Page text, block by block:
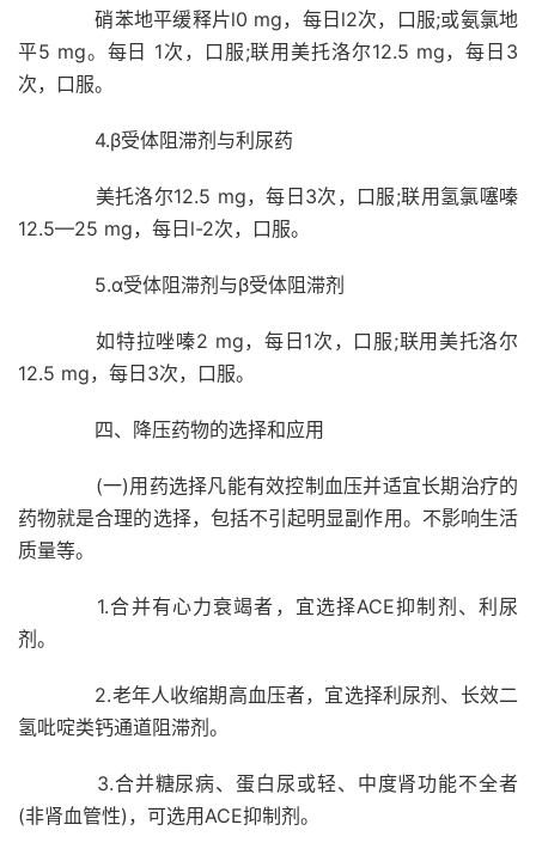
硝苯地平缓释片l0 mg，每日l2次，口服;或氨氯地
平5 mg。每日 1次，口服;联用美托洛尔12.5 mg，每日3
次，口服。
4.β受体阻滞剂与利尿药
美托洛尔12.5 mg，每日3次，口服;联用氢氯噻嗪
12.5—25 mg，每日l-2次，口服。
5.α受体阻滞剂与β受体阻滞剂
如特拉唑嗪2 mg，每日1次，口服;联用美托洛尔
12.5 mg，每日3次，口服。
四、降压药物的选择和应用
(一)用药选择凡能有效控制血压并适宜长期治疗的
药物就是合理的选择，包括不引起明显副作用。不影响生活
质量等。
1.合并有心力衰竭者，宜选择ACE抑制剂、利尿
剂。
2.老年人收缩期高血压者，宜选择利尿剂、长效二
氢吡啶类钙通道阻滞剂。
3.合并糖尿病、蛋白尿或轻、中度肾功能不全者
(非肾血管性)，可选用ACE抑制剂。